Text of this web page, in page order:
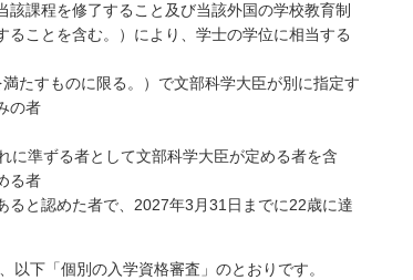
課程を修了すること及び当該外国の学校教育制
ことを含む。）により、学士の学位に相当する
たすものに限る。）で文部科学大臣が別に指定す
の者
に準ずる者として文部科学大臣が定める者を含
る者
と認めた者で、2027年3月31日までに22歳に達
以下「個別の入学資格審査」のとおりです。